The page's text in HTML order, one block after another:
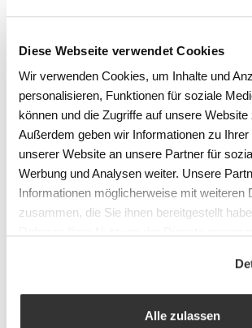
Diese Webseite verwendet Cookies
Wir verwenden Cookies, um Inhalte und
personalisieren, Funktionen für soziale
können und die Zugriffe auf unsere
Außerdem geben wir Informationen zu Ihrer
unserer Website an unsere Partner für
Werbung und Analysen weiter. Unsere
Informationen möglicherweise mit weiteren
zusammen, die Sie ihnen bereitgestellt
Alle zulassen
Abfallbehälter CORBAL
Abfallbehälter STILO
Abfallbehälter WALLY
Unischtbares Einlegen des
Abfallsacks | CESTO
Unischtbares Einlegen des
Abfallsacks | GOLIATH